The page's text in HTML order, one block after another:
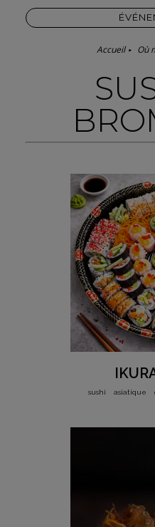
Accueil Où
sushi asiatique